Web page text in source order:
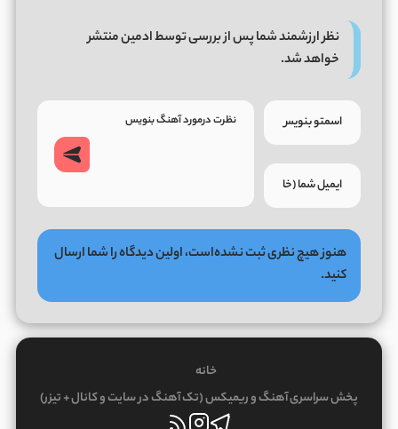
نظر ارزشمند شما پس از بررسی توسط ادمین منتشر
خواهد شد.
هنوز هیچ نظری ثبت نشده‌است، اولین دیدگاه را شما ارسال
کنید.
خانه
پخش سراسری آهنگ و ریمیکس (تک آهنگ در سایت و کانال + تیزر)